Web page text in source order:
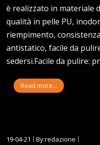
è realizzato in materiale
qualità in pelle PU,
riempimento,
antistatico, facile da
sedersi.Facile da pulire:
Read more...
19-04-21
By:redazione